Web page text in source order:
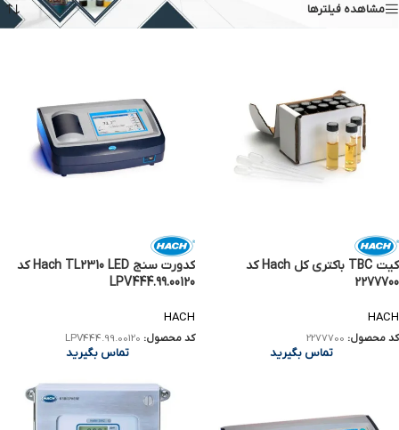
مشاهده فیلترها
کیت TBC باکتری کل Hach کد
2277700
HACH
کد محصول: 2277700
تماس بگیرید
کدورت سنج Hach TL2310 LED کد
LPV444.99.00120
HACH
کد محصول: LPV444.99.00120
تماس بگیرید